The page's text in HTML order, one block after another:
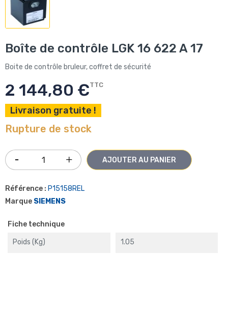
Boîte de contrôle LGK 16 622 A 17
Boite de contrôle bruleur, coffret de sécurité
2 144,80 €TTC
Livraison gratuite !
Rupture de stock
AJOUTER AU PANIER
Référence : P15158REL
Marque SIEMENS
Fiche technique
Poids (kg) 1.05